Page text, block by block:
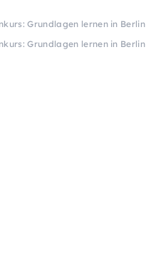
Grundlagen lernen in Berlin
Grundlagen lernen in Berlin